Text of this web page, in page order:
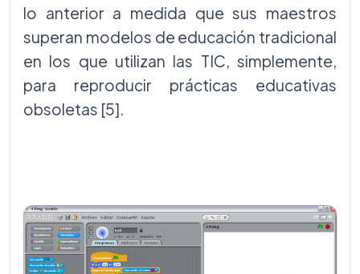
lo anterior a medida que sus maestros
superan modelos de educación tradicional
en los que utilizan las TIC, simplemente,
para reproducir prácticas educativas
obsoletas [5].